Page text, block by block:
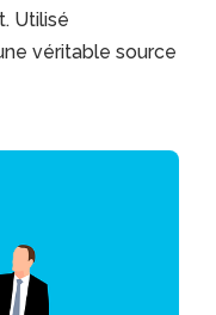
Utilisé
véritable source